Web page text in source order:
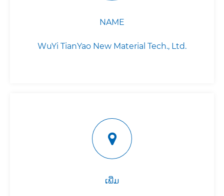
NAME
WuYi TianYao New Material Tech., Ltd.
ເພີ່ມ